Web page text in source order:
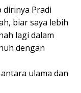
dirinya Pradi
biar saya lebih
lagi dalam
dengan
ulama dan